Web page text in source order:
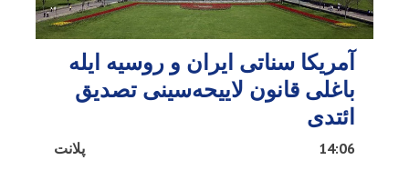
آمریکا سناتی ایران و روسیه ایله
باغلی قانون لاییحه‌سینی تصدیق
ائتدی
پلانت 14:06